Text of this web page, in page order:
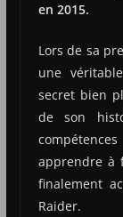
en 2015.
Lors de sa
une
secret bien
de son
apprendre à
finalement
Raider.